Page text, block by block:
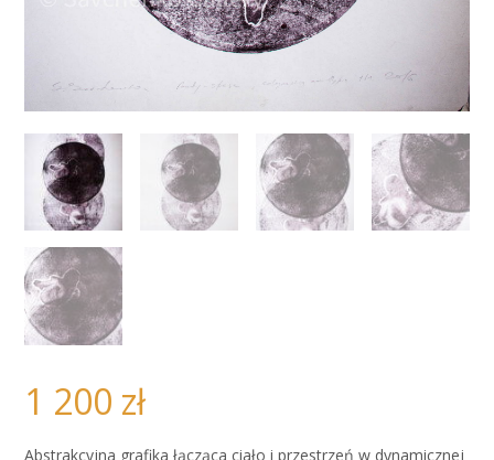
1 200 zł
Abstrakcyjna grafika łącząca ciało i przestrzeń w dynamicznej